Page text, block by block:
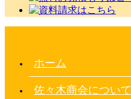
ホーム
佐々木商会について